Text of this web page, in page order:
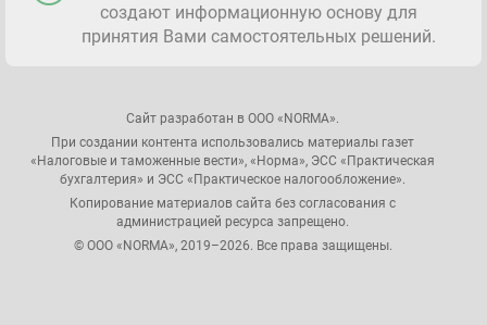
создают информационную основу для
принятия Вами самостоятельных решений.
Сайт разработан в ООО «NORMA».
При создании контента использовались материалы газет
«Налоговые и таможенные вести», «Норма», ЭСС «Практическая
бухгалтерия» и ЭСС «Практическое налогообложение».
Копирование материалов сайта без согласования с
администрацией ресурса запрещено.
© ООО «NORMA», 2019–2026. Все права защищены.